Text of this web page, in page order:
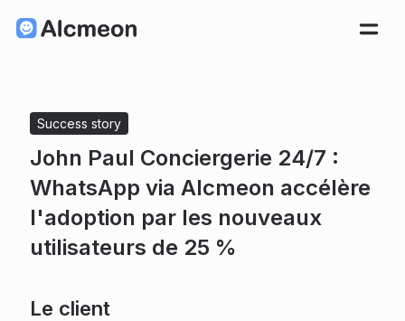
Success story
John Paul Conciergerie 24/7 :
WhatsApp via Alcmeon accélère
l'adoption par les nouveaux
utilisateurs de 25 %
Le client